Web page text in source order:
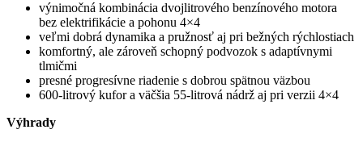
výnimočná kombinácia dvojlitrového benzínového motora
bez elektrifikácie a pohonu 4×4
veľmi dobrá dynamika a pružnosť aj pri bežných rýchlostiach
komfortný, ale zároveň schopný podvozok s adaptívnymi
tlmičmi
presné progresívne riadenie s dobrou spätnou väzbou
600-litrový kufor a väčšia 55-litrová nádrž aj pri verzii 4×4
Výhrady